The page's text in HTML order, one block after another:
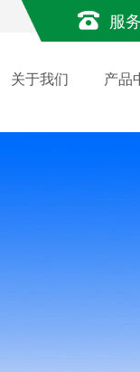
服
关于我们 产品